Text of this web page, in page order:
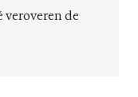
veroveren de